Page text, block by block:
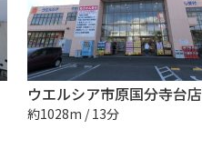
ウエルシア市原国分寺台店
約1028m / 13分